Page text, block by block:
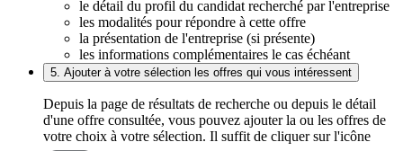
le détail du profil du candidat recherché par l'entreprise
les modalités pour répondre à cette offre
la présentation de l'entreprise (si présente)
les informations complémentaires le cas échéant
5. Ajouter à votre sélection les offres qui vous intéressent
Depuis la page de résultats de recherche ou depuis le détail
d'une offre consultée, vous pouvez ajouter la ou les offres de
votre choix à votre sélection. Il suffit de cliquer sur l'icône